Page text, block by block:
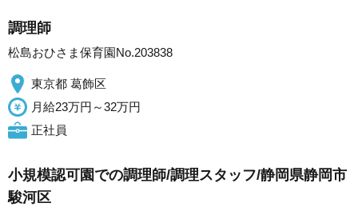
調理師
松島おひさま保育園No.203838
東京都 葛飾区
月給23万円～32万円
正社員
小規模認可園での調理師/調理スタッフ/静岡県静岡市
駿河区